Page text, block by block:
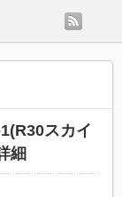
スカイ
細